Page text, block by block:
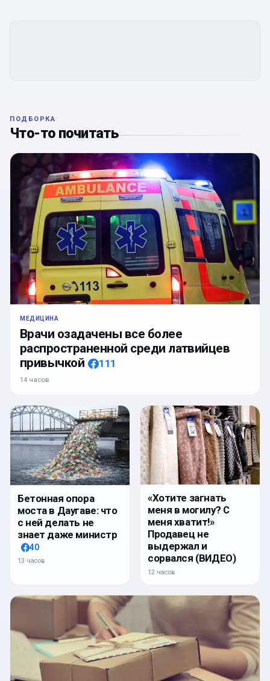
ПОДБОРКА
Что-то почитать
МЕДИЦИНА
Врачи озадачены все более
распространенной среди латвийцев
привычкой
111
14 часов
Бетонная опора
моста в Даугаве: что
с ней делать не
знает даже министр
40
13 часов
«Хотите загнать
меня в могилу? С
меня хватит!»
Продавец не
выдержал и
сорвался (ВИДЕО)
12 часов